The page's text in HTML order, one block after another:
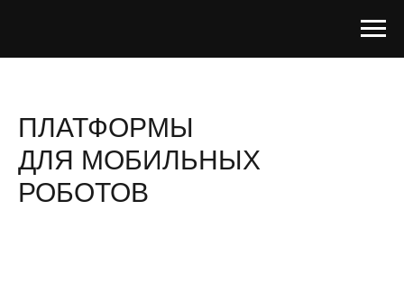
ПЛАТФОРМЫ
ДЛЯ МОБИЛЬНЫХ
РОБОТОВ